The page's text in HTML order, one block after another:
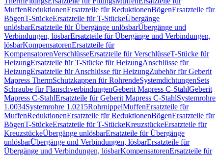
MuffenReduktionenErsatzteile für ReduktionenBögenErsatzteile für
BögenT-StückeErsatzteile für T-StückeÜbergänge
unlösbarErsatzteile für Übergänge unlösbarÜbergänge und
Verbindungen, lösbarErsatzteile für Übergänge und Verbindungen,
lösbarKompensatorenErsatzteile für
KompensatorenVerschlüsseErsatzteile für VerschlüsseT-Stücke für
HeizungErsatzteile für T-Stücke für HeizungAnschlüsse für
HeizungErsatzteile für Anschlüsse für HeizungZubehör für Geberit
Mapress ThermSchutzkappen für RohrendeSystemdichtungenSets
Schraube für FlanschverbindungenGeberit Mapress C-StahlGeberit
Mapress C-StahlErsatzteile für Geberit Mapress C-StahlSystemrohre
1.0034Systemrohre 1.0215RohrnippelMuffenErsatzteile für
MuffenReduktionenErsatzteile für ReduktionenBögenErsatzteile für
BögenT-StückeErsatzteile für T-StückeKreuzstückeErsatzteile für
KreuzstückeÜbergänge unlösbarErsatzteile für Übergänge
unlösbarÜbergänge und Verbindungen, lösbarErsatzteile für
Übergänge und Verbindungen, lösbarKompensatorenErsatzteile für